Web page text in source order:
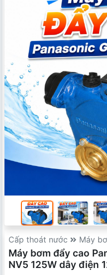
Cấp thoát nước Máy
Máy bơm đẩy cao
NV5 125W dây điện